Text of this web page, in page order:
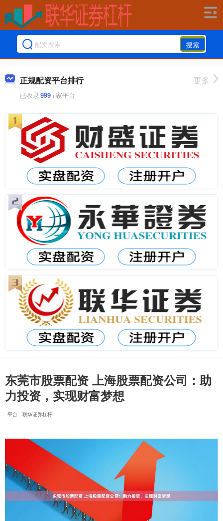
搜索
正规配资平台排行
已收录999+家平台
更多
东莞市股票配资 上海股票配资公司：助
力投资，实现财富梦想
平台：联华证券杠杆